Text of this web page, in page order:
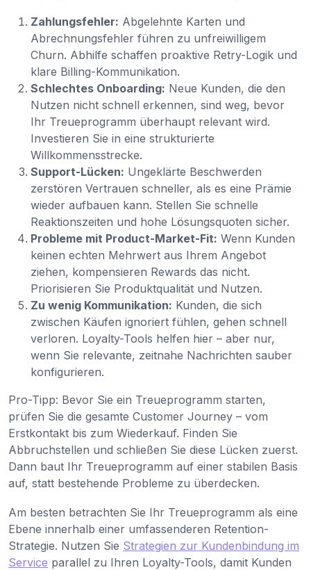
Zahlungsfehler: Abgelehnte Karten und
Abrechnungsfehler führen zu unfreiwilligem
Churn. Abhilfe schaffen proaktive Retry-Logik und
klare Billing-Kommunikation.
Schlechtes Onboarding: Neue Kunden, die den
Nutzen nicht schnell erkennen, sind weg, bevor
Ihr Treueprogramm überhaupt relevant wird.
Investieren Sie in eine strukturierte
Willkommensstrecke.
Support-Lücken: Ungeklärte Beschwerden
zerstören Vertrauen schneller, als es eine Prämie
wieder aufbauen kann. Stellen Sie schnelle
Reaktionszeiten und hohe Lösungsquoten sicher.
Probleme mit Product-Market-Fit: Wenn Kunden
keinen echten Mehrwert aus Ihrem Angebot
ziehen, kompensieren Rewards das nicht.
Priorisieren Sie Produktqualität und Nutzen.
Zu wenig Kommunikation: Kunden, die sich
zwischen Käufen ignoriert fühlen, gehen schnell
verloren. Loyalty-Tools helfen hier – aber nur,
wenn Sie relevante, zeitnahe Nachrichten sauber
konfigurieren.
Pro-Tipp: Bevor Sie ein Treueprogramm starten,
prüfen Sie die gesamte Customer Journey – vom
Erstkontakt bis zum Wiederkauf. Finden Sie
Abbruchstellen und schließen Sie diese Lücken zuerst.
Dann baut Ihr Treueprogramm auf einer stabilen Basis
auf, statt bestehende Probleme zu überdecken.
Am besten betrachten Sie Ihr Treueprogramm als eine
Ebene innerhalb einer umfassenderen Retention-
Strategie. Nutzen Sie Strategien zur Kundenbindung im
Service parallel zu Ihren Loyalty-Tools, damit Kunden